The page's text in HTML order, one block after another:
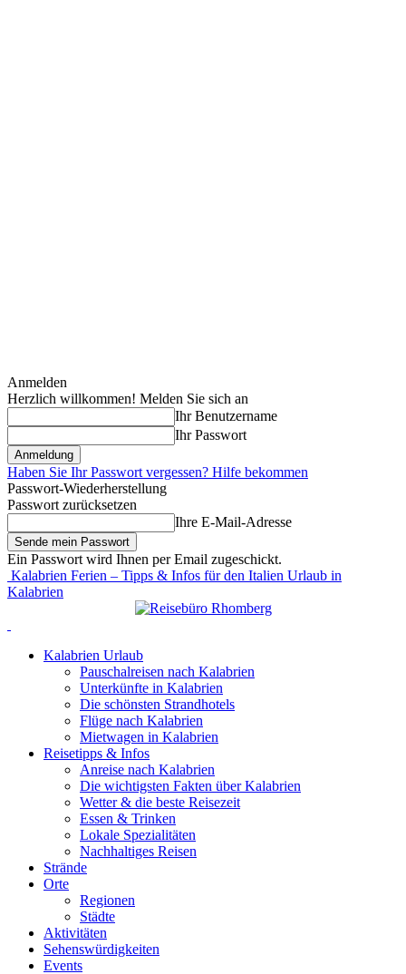
Anmelden
Herzlich willkommen! Melden Sie sich an
Ihr Benutzername
Ihr Passwort
Haben Sie Ihr Passwort vergessen? Hilfe bekommen
Passwort-Wiederherstellung
Passwort zurücksetzen
Ihre E-Mail-Adresse
Ein Passwort wird Ihnen per Email zugeschickt.
Kalabrien Ferien – Tipps & Infos für den Italien Urlaub in
Kalabrien
Kalabrien Urlaub
Pauschalreisen nach Kalabrien
Unterkünfte in Kalabrien
Die schönsten Strandhotels
Flüge nach Kalabrien
Mietwagen in Kalabrien
Reisetipps & Infos
Anreise nach Kalabrien
Die wichtigsten Fakten über Kalabrien
Wetter & die beste Reisezeit
Essen & Trinken
Lokale Spezialitäten
Nachhaltiges Reisen
Strände
Orte
Regionen
Städte
Aktivitäten
Sehenswürdigkeiten
Events